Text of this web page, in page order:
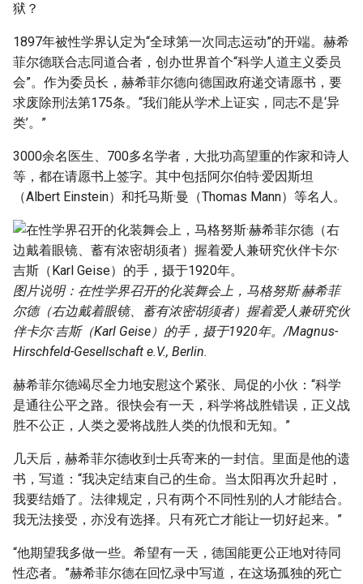
狱？
1897年被性学界认定为“全球第一次同志运动”的开端。赫希
菲尔德联合志同道合者，创办世界首个“科学人道主义委员
会”。作为委员长，赫希菲尔德向德国政府递交请愿书，要
求废除刑法第175条。“我们能从学术上证实，同志不是‘异
类’。”
3000余名医生、700多名学者，大批功高望重的作家和诗人
等，都在请愿书上签字。其中包括阿尔伯特·爱因斯坦
（Albert Einstein）和托马斯·曼（Thomas Mann）等名人。
图片说明：在性学界召开的化装舞会上，马格努斯·赫希菲
尔德（右边戴着眼镜、蓄有浓密胡须者）握着爱人兼研究伙
伴卡尔·吉斯（Karl Geise）的手，摄于1920年。/Magnus-
Hirschfeld-Gesellschaft e.V., Berlin.
赫希菲尔德竭尽全力地安慰这个紧张、局促的小伙：“科学
是通往公平之路。很快会有一天，科学将战胜错误，正义战
胜不公正，人类之爱将战胜人类的仇恨和无知。”
几天后，赫希菲尔德收到士兵寄来的一封信。里面是他的遗
书，写道：“我决定结束自己的生命。当太阳再次升起时，
我要结婚了。法律规定，只有两个不同性别的人才能结合。
我无法接受，亦没有选择。只有死亡才能让一切好起来。”
“他期望我多做一些。希望有一天，德国能更公正地对待同
性恋者。”赫希菲尔德在回忆录中写道，在这场孤独的死亡